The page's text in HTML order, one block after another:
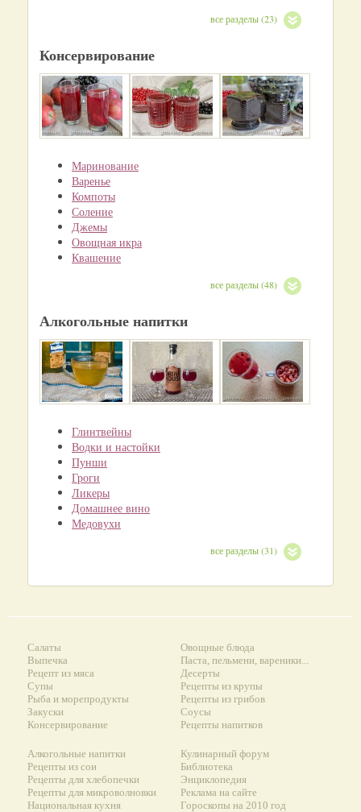
все разделы (23)
Консервирование
Маринование
Варенье
Компоты
Соление
Джемы
Овощная икра
Квашение
все разделы (48)
Алкогольные напитки
Глинтвейны
Водки и настойки
Пунши
Гроги
Ликеры
Домашнее вино
Медовухи
все разделы (31)
Салаты
Выпечка
Рецепт из мяса
Супы
Рыба и морепродукты
Закуски
Консервирование
Овощные блюда
Паста, пельмени, вареники...
Десерты
Рецепты из крупы
Рецепты из грибов
Соусы
Рецепты напитков
Алкогольные напитки
Рецепты из сои
Рецепты для хлебопечки
Рецепты для микроволновки
Национальная кухня
Кулинарный форум
Библиотека
Энциклопедия
Реклама на сайте
Гороскопы на 2010 год